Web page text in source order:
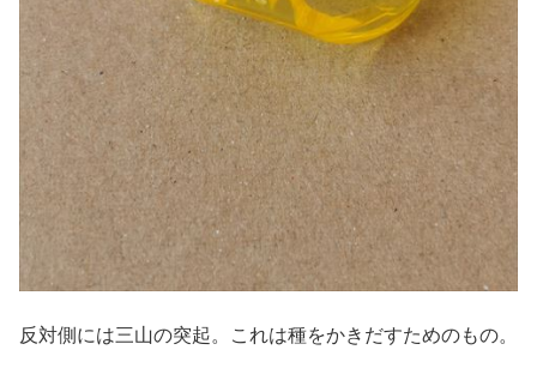
反対側には三山の突起。これは種をかきだすためのもの。